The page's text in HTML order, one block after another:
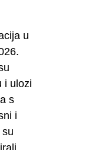
u
i ulozi
s
i